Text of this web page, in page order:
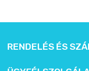
RENDELÉS ÉS